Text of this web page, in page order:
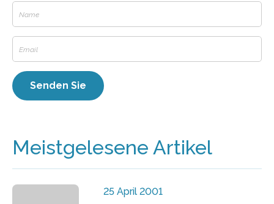
Meistgelesene Artikel
25 April 2001